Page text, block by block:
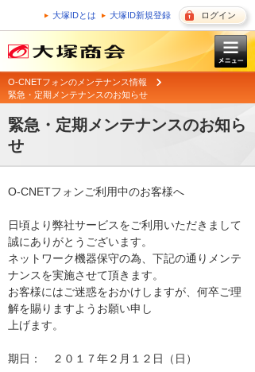
大塚IDとは 大塚ID新規登録 ログイン
O-CNETフォンのメンテナンス情報
緊急・定期メンテナンスのお知らせ
緊急・定期メンテナンスのお知ら
せ
O-CNETフォンご利用中のお客様へ
日頃より弊社サービスをご利用いただきまして
誠にありがとうございます。
ネットワーク機器保守の為、下記の通りメンテ
ナンスを実施させて頂きます。
お客様にはご迷惑をおかけしますが、何卒ご理
解を賜りますようお願い申し
上げます。
期日：　２０１７年２月１２日（日）